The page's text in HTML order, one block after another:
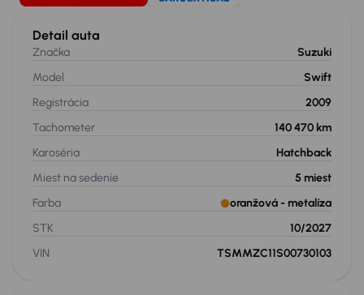
Detail auta
Značka
Suzuki
Model
Swift
Registrácia
2009
Tachometer
140 470 km
Karoséria
Hatchback
Miest na sedenie
5 miest
Farba
oranžová - metalíza
STK
10/2027
VIN
TSMMZC11S00730103